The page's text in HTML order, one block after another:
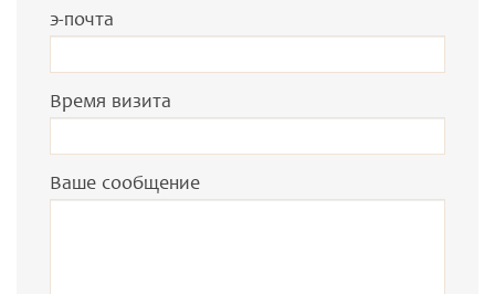
э-почта
Время визита
Ваше сообщение